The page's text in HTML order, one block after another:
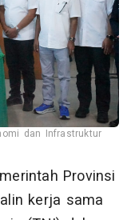
dan Infrastruktur
Provinsi
kerja sama